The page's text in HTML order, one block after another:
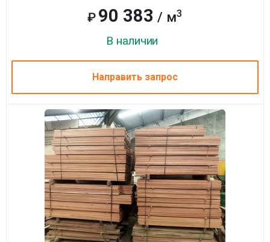
₽ 90 383 / м3
В наличии
Направить запрос